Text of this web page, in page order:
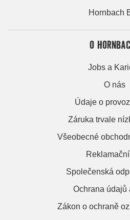
Hornbach
O
Jobs a
O nás
Údaje o
Záruka trvale
Všeobecné
Společenská
Ochrana údajů
Zákon o ochraně